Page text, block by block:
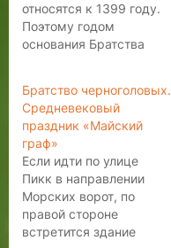
относятся к 1399 году.
Поэтому годом
основания Братства
стать только молодые,
ещё неженатые купцы.
Когда же они,
остепенившись,
обзаводились семьей,
то имели право
ходатайствовать о
членстве в Большой
гильдии. В Братство
Братство черноголовых.
Средневековый
праздник «Майский
граф»
Если идти по улице
Пикк в направлении
Морских ворот, по
правой стороне
встретится здание